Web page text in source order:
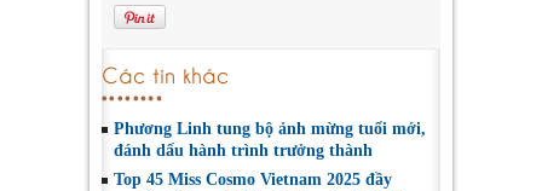
Các tin khác
Phương Linh tung bộ ảnh mừng tuổi mới,
đánh dấu hành trình trưởng thành
Top 45 Miss Cosmo Vietnam 2025 đầy